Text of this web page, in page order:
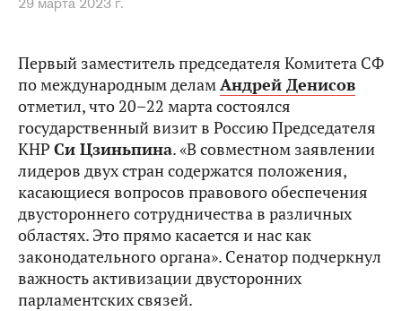
Первый заместитель председателя Комитета СФ
по международным деламАндрей Денисов
отметил, что 20–22 марта состоялся
государственный визит в Россию Председателя
КНР Си Цзиньпина. «В совместном заявлении
лидеров двух стран содержатся положения,
касающиеся вопросов правового обеспечения
двустороннего сотрудничества в различных
областях. Это прямо касается и нас как
законодательного органа». Сенатор подчеркнул
важность активизации двусторонних
парламентских связей.